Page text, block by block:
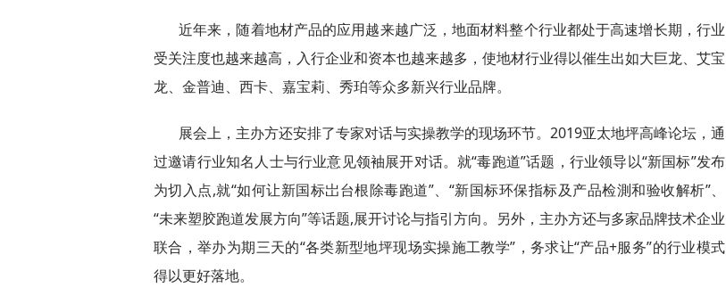
近年来，随着地材产品的应用越来越广泛，地面材料整个行业都处于高速增长期，行业
受关注度也越来越高，入行企业和资本也越来越多，使地材行业得以催生出如大巨龙、艾宝
龙、金普迪、西卡、嘉宝莉、秀珀等众多新兴行业品牌。
展会上，主办方还安排了专家对话与实操教学的现场环节。2019亚太地坪高峰论坛，通
过邀请行业知名人士与行业意见领袖展开对话。就“毒跑道”话题，行业领导以“新国标”发布
为切入点,就“如何让新国标岀台根除毒跑道”、“新国标环保指标及产品检測和验收解析”、
“未来塑胶跑道发展方向”等话题,展开讨论与指引方向。另外，主办方还与多家品牌技术企业
联合，举办为期三天的“各类新型地坪现场实操施工教学”，务求让“产品+服务”的行业模式
得以更好落地。